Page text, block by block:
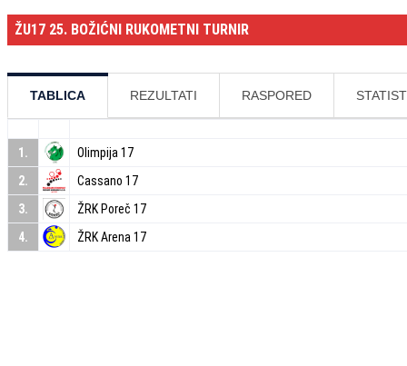
ŽU17 25. BOŽIĆNI RUKOMETNI TURNIR
TABLICA REZULTATI RASPORED
1.
Olimpija 17
2.
Cassano 17
3.
ŽRK Poreč 17
4.
ŽRK Arena 17